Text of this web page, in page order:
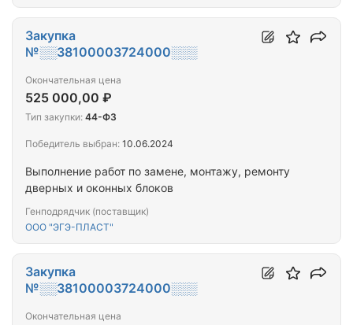
Выполнение работ по замене, монтажу, ремонту
дверных и оконных блоков
Генподрядчик (поставщик)
ООО "ЭГЭ-ПЛАСТ"
Закупка
№░░38100003724000░░░
Окончательная цена
525 000,00 ₽
Тип закупки: 44-ФЗ
Победитель выбран: 10.06.2024
Закупка
№░░38100003724000░░░
Окончательная цена